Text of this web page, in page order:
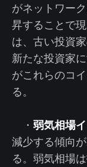
がネットワー
昇することで
は、古い投資
新たな投資家
がこれらのコ
る。
・ 弱気相場
減少する傾向
る。弱気相場